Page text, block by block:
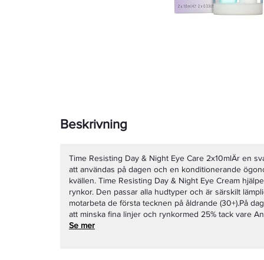
Beskrivning
Time Resisting Day & Night Eye Care 2x10mlÄr en
att användas på dagen och en konditionerande
kvällen. Time Resisting Day & Night Eye Cream hjälper till att minska fina linjer
rynkor. Den passar alla hudtyper och är särskilt lämplig för de kunder som önskar
motarbeta de första tecknen på åldrande (30+).På dagen hjälper ögonkrämen till
att minska fina linjer och rynkormed 25% tack vare Antioxidant complex. Den
mildrar även påsar under ögonen. Nattkrämen återställer och ger näring åt den
Se mer